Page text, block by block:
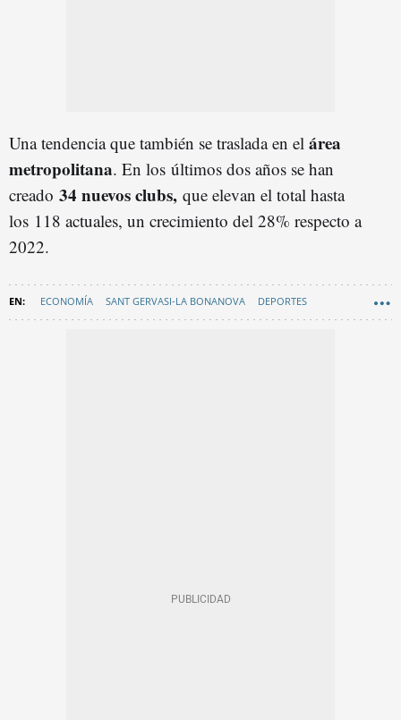
Una tendencia que también se traslada en el área
metropolitana. En los últimos dos años se han
creado 34 nuevos clubs, que elevan el total hasta
los 118 actuales, un crecimiento del 28% respecto a
2022.
ECONOMÍA SANT GERVASI-LA BONANOVA DEPORTES